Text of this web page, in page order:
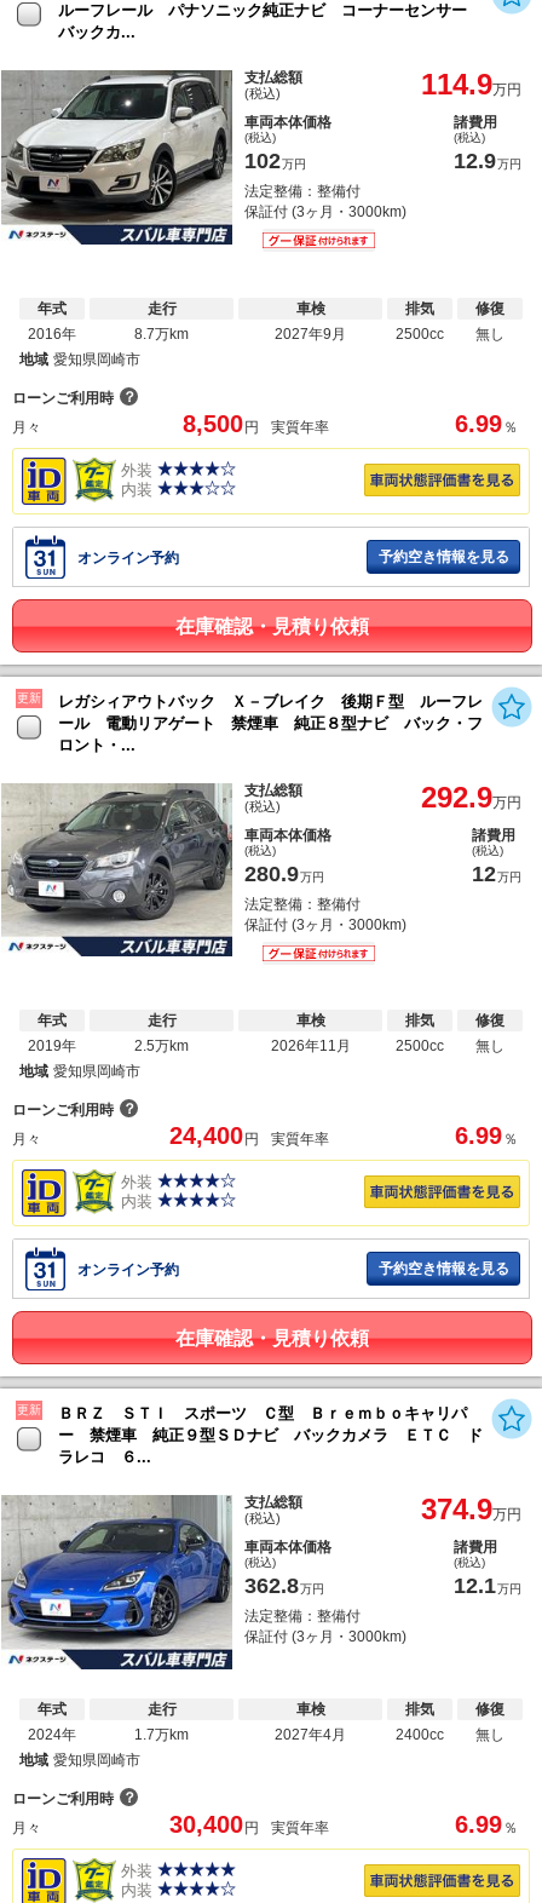
ルーフレール パナソニック純正ナビ コーナーセンサー
バックカ...
支払総額
(税込) 114.9万円
車両本体価格
(税込)
102万円
諸費用
(税込)
12.9万円
法定整備：整備付
保証付 (3ヶ月・3000km)
年式
2016年
走行
8.7万km
車検
2027年9月
排気
2500cc
修復
無し
地域 愛知県岡崎市
ローンご利用時 ？
月々
8,500円 実質年率 6.99 ％
外装
内装
オンライン予約 予約空き情報を見る
在庫確認・見積り依頼
更新
レガシィアウトバック Ｘ－ブレイク 後期Ｆ型 ルーフレ
ール 電動リアゲート 禁煙車 純正８型ナビ バック・フ
ロント・...
支払総額
(税込) 292.9万円
車両本体価格
(税込)
280.9万円
諸費用
(税込)
12万円
法定整備：整備付
保証付 (3ヶ月・3000km)
年式
2019年
走行
2.5万km
車検
2026年11月
排気
2500cc
修復
無し
地域 愛知県岡崎市
ローンご利用時 ？
月々
24,400 円 実質年率 6.99 ％
外装
内装
オンライン予約 予約空き情報を見る
在庫確認・見積り依頼
更新
ＢＲＺ ＳＴＩ スポーツ Ｃ型 Ｂｒｅｍｂｏキャリパ
ー 禁煙車 純正９型ＳＤナビ バックカメラ ＥＴＣ ド
ラレコ ６...
支払総額
(税込) 374.9万円
車両本体価格
(税込)
362.8万円
諸費用
(税込)
12.1万円
法定整備：整備付
保証付 (3ヶ月・3000km)
年式
2024年
走行
1.7万km
車検
2027年4月
排気
2400cc
修復
無し
地域 愛知県岡崎市
ローンご利用時 ？
月々
30,400 円 実質年率 6.99 ％
外装
内装